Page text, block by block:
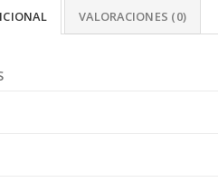
VALORACIONES (0)